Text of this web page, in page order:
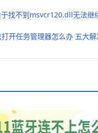
找不到msvcr120.dll无法继
开任务管理器怎么办 五大